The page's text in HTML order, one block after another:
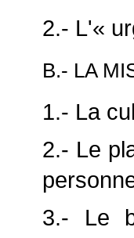
2.- L'«
B.- LA
1.- La
2.- Le
3.- Le